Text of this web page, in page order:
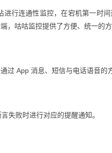
行连通性监控，在宕机第一时
咕咕监控提供了方便、统一的
过 App 消息、短信与电话语音的
失败时进行对应的提醒通知。